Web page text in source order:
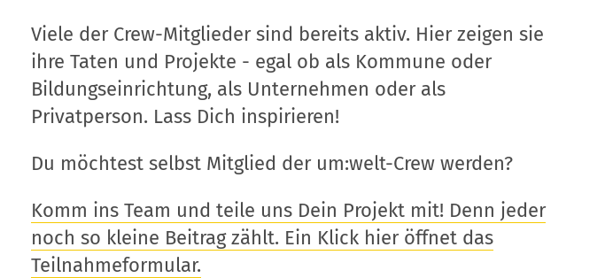
Viele der Crew-Mitglieder sind bereits aktiv. Hier zeigen sie
ihre Taten und Projekte - egal ob als Kommune oder
Bildungseinrichtung, als Unternehmen oder als
Privatperson. Lass Dich inspirieren!
Du möchtest selbst Mitglied der um:welt-Crew werden?
Komm ins Team und teile uns Dein Projekt mit! Denn jeder
noch so kleine Beitrag zählt. Ein Klick hier öffnet das
Teilnahmeformular.